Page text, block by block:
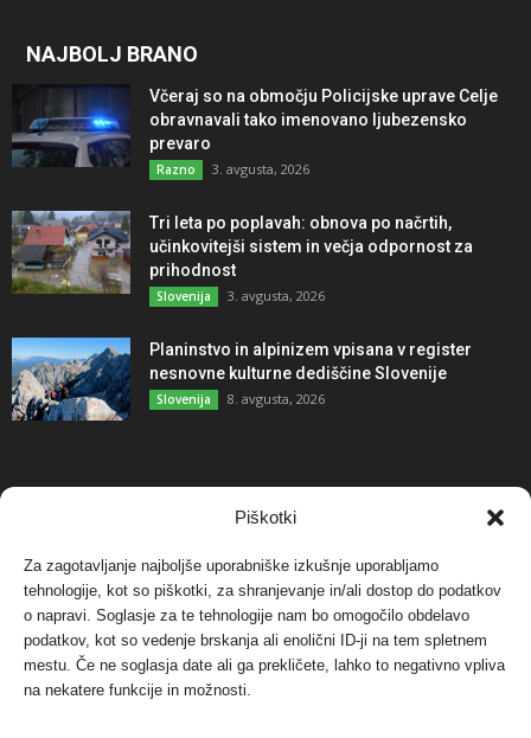
Piškotki
Za zagotavljanje najboljše uporabniške izkušnje uporabljamo
tehnologije, kot so piškotki, za shranjevanje in/ali dostop do podatkov
o napravi. Soglasje za te tehnologije nam bo omogočilo obdelavo
podatkov, kot so vedenje brskanja ali enolični ID-ji na tem spletnem
mestu. Če ne soglasja date ali ga prekličete, lahko to negativno vpliva
na nekatere funkcije in možnosti.
NAJBOLJ BRANO
Včeraj so na območju Policijske uprave Celje
obravnavali tako imenovano ljubezensko
prevaro
Razno 3. avgusta, 2026
Tri leta po poplavah: obnova po načrtih,
učinkovitejši sistem in večja odpornost za
prihodnost
Slovenija 3. avgusta, 2026
Planinstvo in alpinizem vpisana v register
nesnovne kulturne dediščine Slovenije
Slovenija 8. avgusta, 2026
NAJBOLJ KOMENTIRANO
Protest proti vetrnim elektrarnam na Ojstrici, v
svetu pa vedno bolj...
Dogodki 12. maja, 2017
Tožilstvo v Celovcu v korist elektrarnam
Verbund